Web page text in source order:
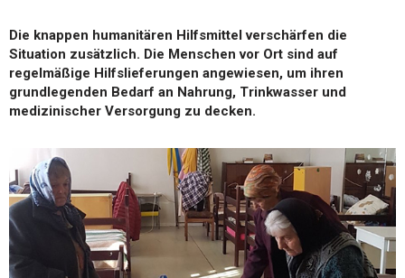
Die knappen humanitären Hilfsmittel verschärfen die
Situation zusätzlich. Die Menschen vor Ort sind auf
regelmäßige Hilfslieferungen angewiesen, um ihren
grundlegenden Bedarf an Nahrung, Trinkwasser und
medizinischer Versorgung zu decken.